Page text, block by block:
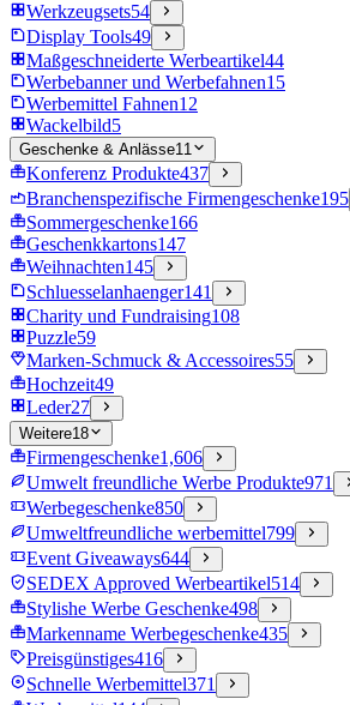
Werkzeugsets54
Display Tools49
Maßgeschneiderte Werbeartikel44
Werbebanner und Werbefahnen15
Werbemittel Fahnen12
Wackelbild5
Geschenke & Anlässe11
Konferenz Produkte437
Branchenspezifische Firmengeschenke195
Sommergeschenke166
Geschenkkartons147
Weihnachten145
Schluesselanhaenger141
Charity und Fundraising108
Puzzle59
Marken-Schmuck & Accessoires55
Hochzeit49
Leder27
Weitere18
Firmengeschenke1,606
Umwelt freundliche Werbe Produkte971
Werbegeschenke850
Umweltfreundliche werbemittel799
Event Giveaways644
SEDEX Approved Werbeartikel514
Stylishe Werbe Geschenke498
Markenname Werbegeschenke435
Preisgünstiges416
Schnelle Werbemittel371